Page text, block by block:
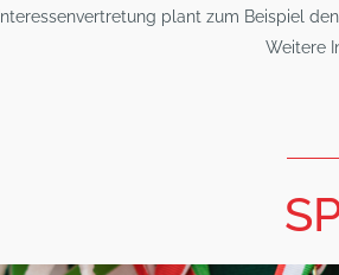
Interessenvertretung plant zum Beispiel
Weitere